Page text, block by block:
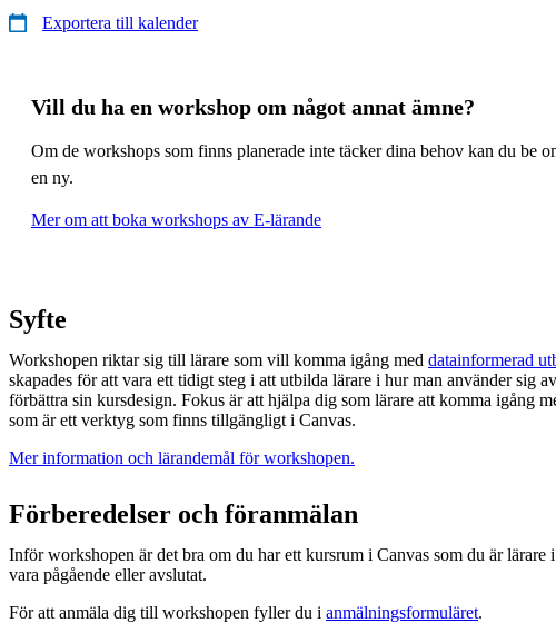
Exportera till kalender
Vill du ha en workshop om något annat ämne?
Om de workshops som finns planerade inte täcker dina behov kan du
en ny.
Mer om att boka workshops av E-lärande
Syfte
Workshopen riktar sig till lärare som vill komma igång med datainformerad
skapades för att vara ett tidigt steg i att utbilda lärare i hur man använder sig
förbättra sin kursdesign. Fokus är att hjälpa dig som lärare att komma igång
som är ett verktyg som finns tillgängligt i Canvas.
Mer information och lärandemål för workshopen.
Förberedelser och föranmälan
Inför workshopen är det bra om du har ett kursrum i Canvas som du är lärare
vara pågående eller avslutat.
För att anmäla dig till workshopen fyller du i anmälningsformuläret.